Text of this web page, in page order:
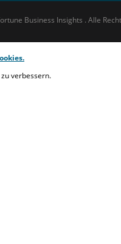
Business Insights . Alle
verbessern.